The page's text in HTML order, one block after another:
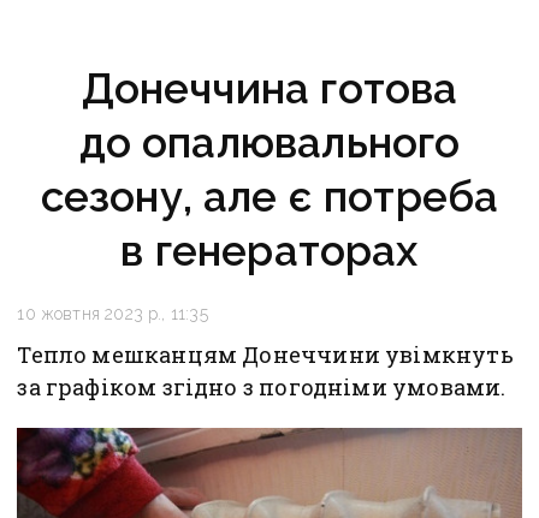
Донеччина готова
до опалювального
сезону, але є потреба
в генераторах
10 жовтня 2023 р., 11:35
Тепло мешканцям Донеччини увімкнуть
за графіком згідно з погодніми умовами.